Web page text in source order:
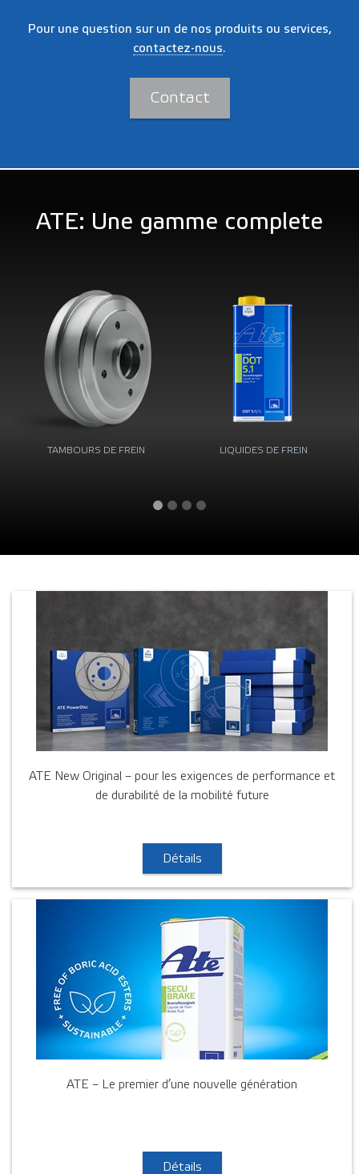
Pour une question sur un de nos produits ou services,
contactez-nous.
Contact
ATE: Une gamme complete
TAMBOURS DE FREIN LIQUIDES DE FREIN
ATE New Original – pour les exigences de performance et
de durabilité de la mobilité future
Détails
ATE – Le premier d’une nouvelle génération
Détails